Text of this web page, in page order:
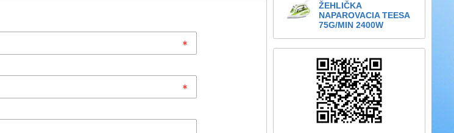
ŽEHLIČKA
NAPAROVACIA TEESA
75G/MIN 2400W